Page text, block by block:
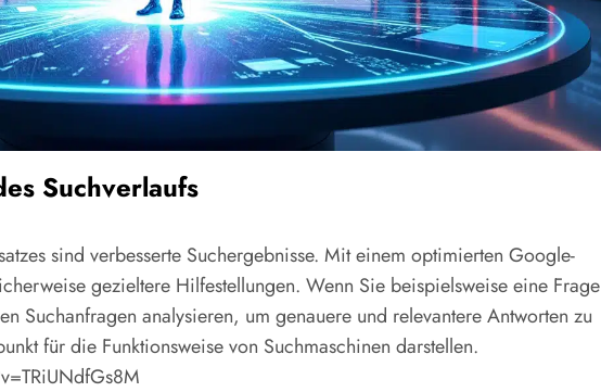
Suchverlaufs
sind verbesserte Suchergebnisse. Mit einem optimierten Google-
gezieltere Hilfestellungen. Wenn Sie beispielsweise eine Frage
Suchanfragen analysieren, um genauere und relevantere Antworten zu
für die Funktionsweise von Suchmaschinen darstellen.